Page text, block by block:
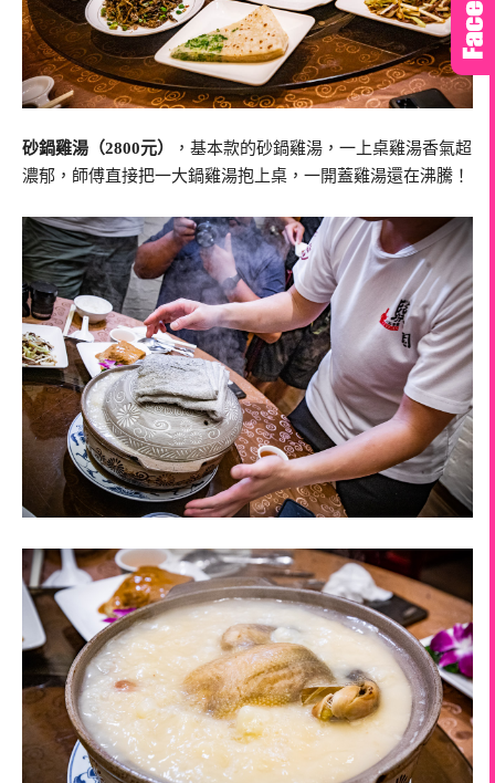
砂鍋雞湯（2800元）
，基本款的砂鍋雞湯，一上桌雞湯香氣超
濃郁，師傅直接把一大鍋雞湯抱上桌，一開蓋雞湯還在沸騰！